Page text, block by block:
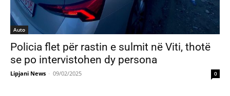
Auto
Policia flet për rastin e sulmit në Viti, thotë
se po intervistohen dy persona
Lipjani News - 09/02/2025 0